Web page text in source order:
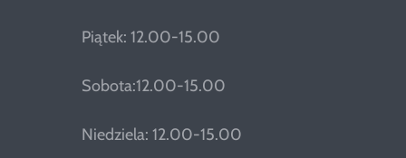
Piątek: 12.00-15.00
Sobota:12.00-15.00
Niedziela: 12.00-15.00